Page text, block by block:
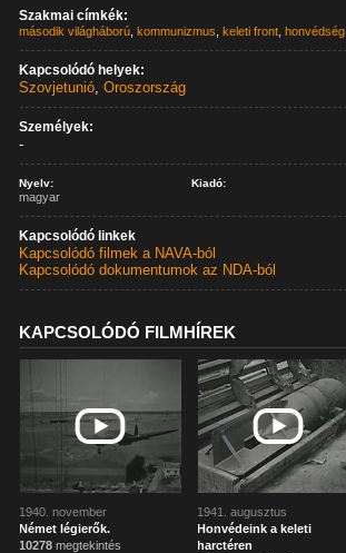
Szakmai címkék:
második világháború ,kommunizmus ,keleti front ,honvédség
Kapcsolódó helyek:
Szovjetunió,Oroszország
Személyek:
-
Nyelv:
magyar
Kiadó:
Kapcsolódó linkek
Kapcsolódó filmek a NAVA-ból
Kapcsolódó dokumentumok az NDA-ból
KAPCSOLÓDÓ FILMHÍREK
1940. november
Német légierők.
10278 megtekintés
1941. augusztus
Honvédeink a keleti
harctéren